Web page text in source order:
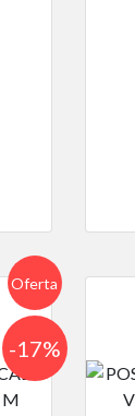
Oferta
-17%